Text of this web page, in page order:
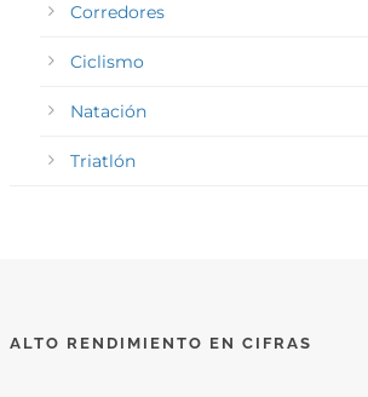
Corredores
Ciclismo
Natación
Triatlón
ALTO RENDIMIENTO EN CIFRAS